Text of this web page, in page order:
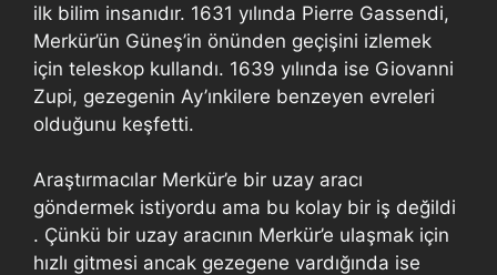
ilk bilim insanıdır. 1631 yılında Pierre Gassendi,
Merkür’ün Güneş’in önünden geçişini izlemek
için teleskop kullandı. 1639 yılında ise Giovanni
Zupi, gezegenin Ay’ınkilere benzeyen evreleri
olduğunu keşfetti.
Araştırmacılar Merkür’e bir uzay aracı
göndermek istiyordu ama bu kolay bir iş değildi
. Çünkü bir uzay aracının Merkür’e ulaşmak için
hızlı gitmesi ancak gezegene vardığında ise